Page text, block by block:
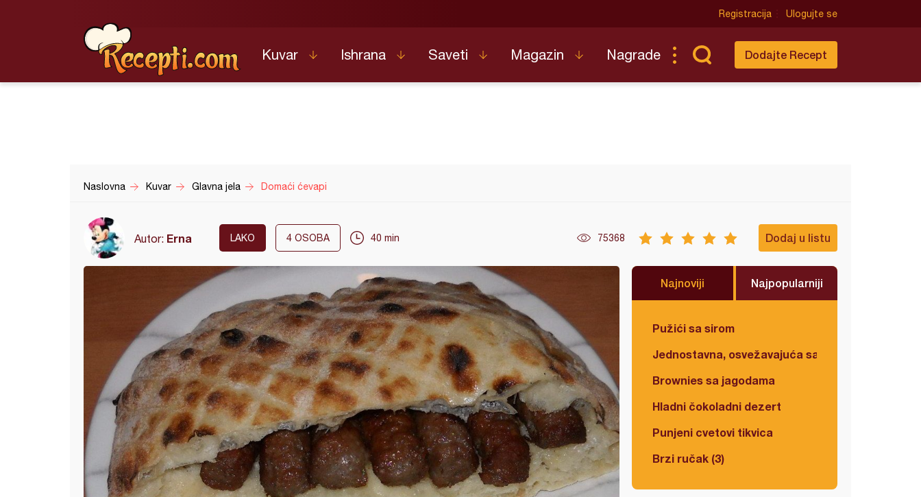
Registracija Ulogujte se
Kuvar Ishrana Saveti Magazin Nagrade Dodajte Recept
Naslovna Kuvar Glavna jela Domaći ćevapi
Autor: Erna LAKO 4 OSOBA 40 min 75368 Dodaj u listu
Najnoviji Najpopularniji
Pužići sa sirom
Jednostavna, osvežavajuća salata
Brownies sa jagodama
Hladni čokoladni dezert
Punjeni cvetovi tikvica
Brzi ručak (3)